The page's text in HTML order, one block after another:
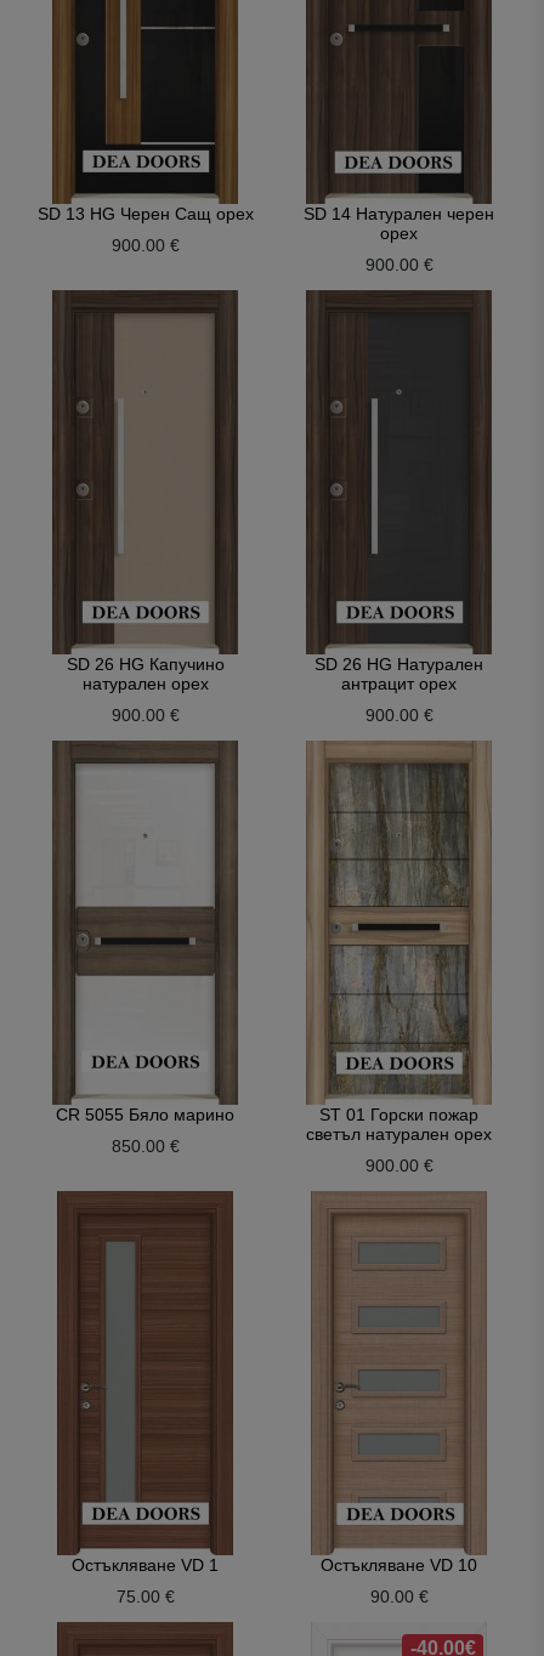
SD 13 HG Черен Сащ орех
900.00 €
SD 14 Натурален черен
орех
900.00 €
SD 26 HG Капучино
натурален орех
900.00 €
SD 26 HG Натурален
антрацит орех
900.00 €
CR 5055 Бяло марино
850.00 €
ST 01 Горски пожар
светъл натурален орех
900.00 €
Остъкляване VD 1
75.00 €
Остъкляване VD 10
90.00 €
-40.00€